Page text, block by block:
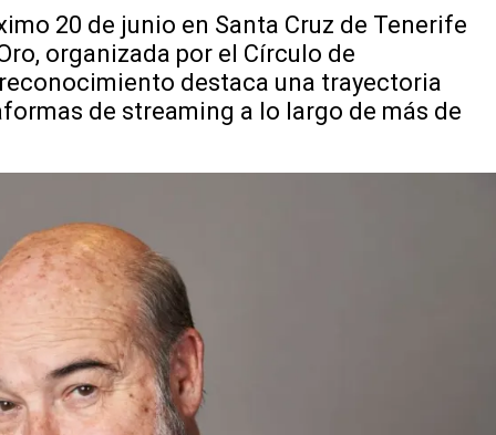
20 de junio en Santa Cruz de Tenerife
organizada por el Círculo de
destaca una trayectoria
de streaming a lo largo de más de